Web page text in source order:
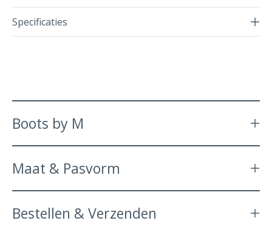
Specificaties
Boots by M
Maat & Pasvorm
Bestellen & Verzenden